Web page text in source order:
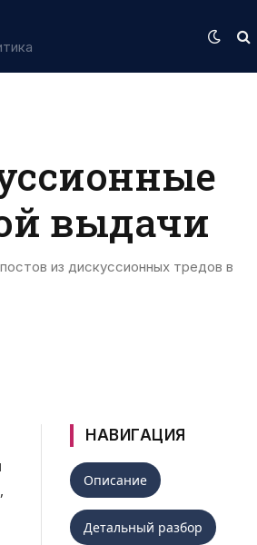
выдачи
из дискуссионных тредов в
НАВИГАЦИЯ
Описание
Детальный разбор